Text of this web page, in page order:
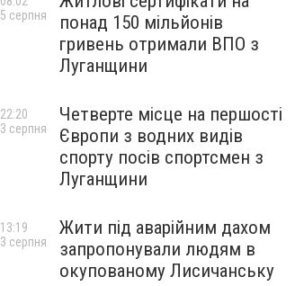
понад 150 мільйонів
гривень отримали ВПО з
Луганщини
5 серпня
Четверте місце на першості
Європи з водних видів
спорту посів спортсмен з
Луганщини
22:20
3 серпня
Жити під аварійним дахом
запропонували людям в
окупованому Лисичанську
13:19
3 серпня